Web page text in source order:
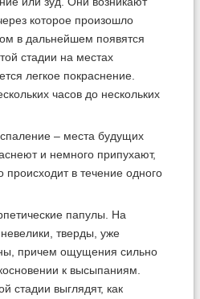
которое произошло
в дальнейшем появятся
стадии на местах
легкое покраснение.
часов до нескольких
– места будущих
и немного припухают,
происходит в течение одного
папулы. На
тверды, уже
причем ощущения сильно
к высыпаниям.
стадии выглядят, как